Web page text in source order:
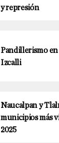
y represión
Pandillerismo
Izcalli
Naucalpan y
municipios más
2025